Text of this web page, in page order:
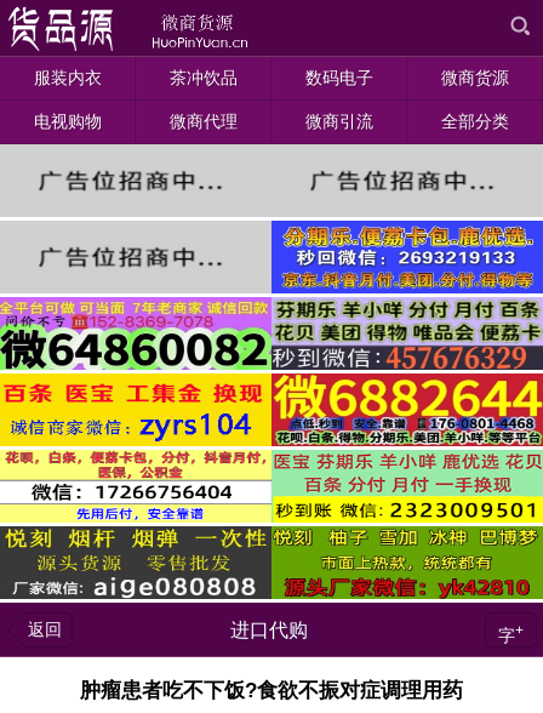
服装内衣 茶冲饮品 数码电子 微商货源
电视购物 微商代理 微商引流 全部分类
返回 进口代购 字+
肿瘤患者吃不下饭?食欲不振对症调理用药